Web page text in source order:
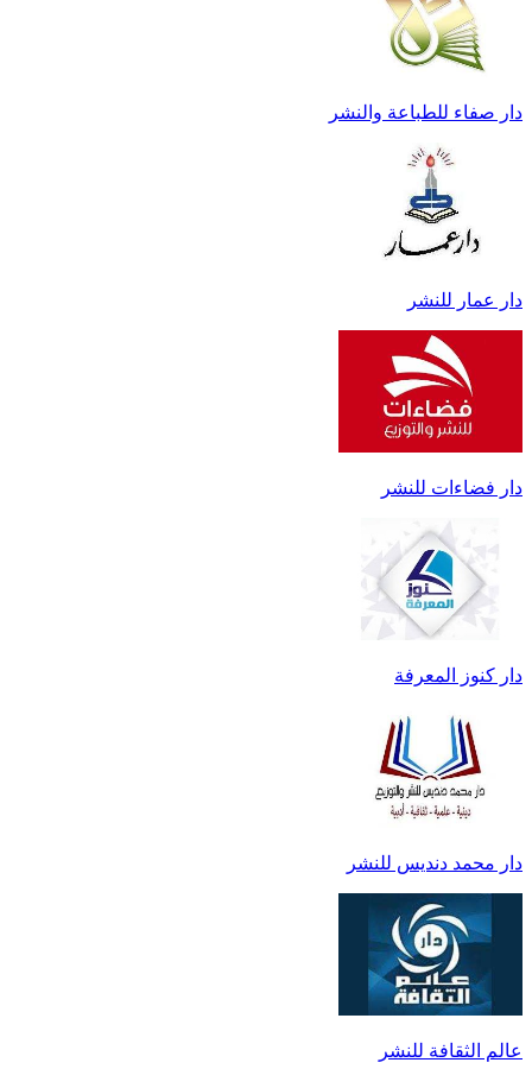
دار صفاء للطباعة والنشر
دار عمار للنشر
دار فضاءات للنشر
دار كنوز المعرفة
دار محمد دنديس للنشر
عالم الثقافة للنشر